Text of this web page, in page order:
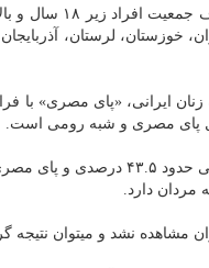
خوزستان، لرستان،
مدل پای مصری و شبه رومی است.
مردان دارد.
مشاهده نشد و میتوان